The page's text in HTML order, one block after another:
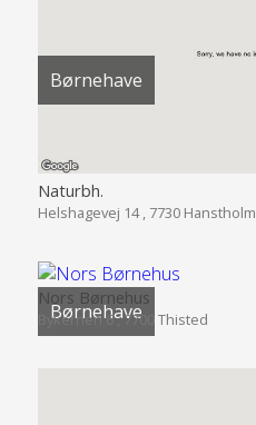
Børnehave
Naturbh.
Helshagevej 14 , 7730 Hanstholm
Børnehave
Nors Børnehus
Bykernen 6 , 7700 Thisted